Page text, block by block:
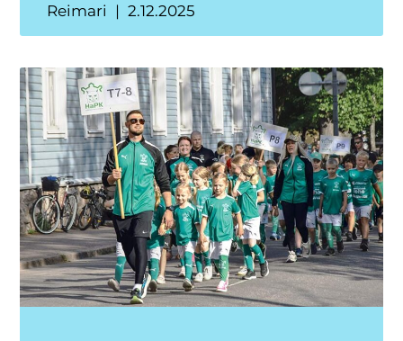
Reimari 2.12.2025